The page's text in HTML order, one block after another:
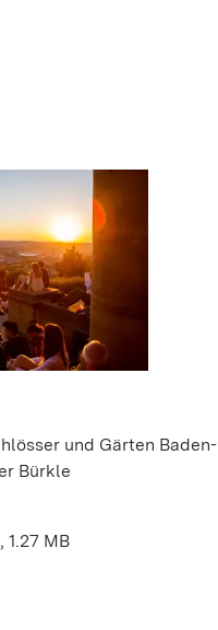
und Gärten Baden-
Bürkle
1.27 MB